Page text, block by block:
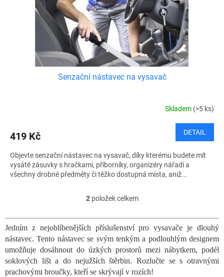
Senzační nástavec na vysavač
Skladem (>5 ks)
419 Kč DETAIL
Objevte senzační nástavec na vysavač, díky kterému budete mít
vysáté zásuvky s hračkami, příborníky, organizéry nářadí a
všechny drobné předměty či těžko dostupná místa, aniž...
O
l
á
d
a
c
í
2položek celkem
Jedním z nejoblíbenějších příslušenství pro vysavače je dlouhý
nástavec. Tento nástavec se svým tenkým a podlouhlým designem
umožňuje dosáhnout do úzkých prostorů mezi nábytkem, podél
soklových lišt a do nejužších štěrbin. Rozlučte se s otravnými
prachovými broučky, kteří se skrývají v rozích!